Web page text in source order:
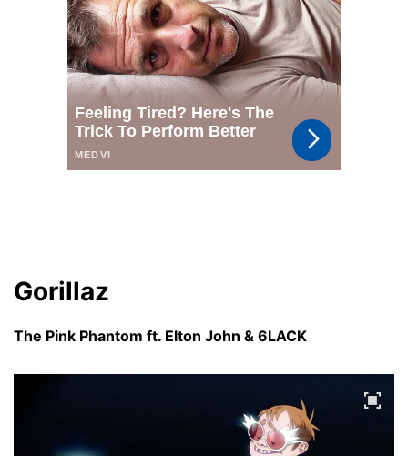
Gorillaz
The Pink Phantom ft. Elton John & 6LACK